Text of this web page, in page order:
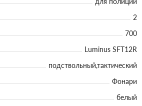
2
700
Luminus SFT12R
подствольный,тактический
Фонари
белый